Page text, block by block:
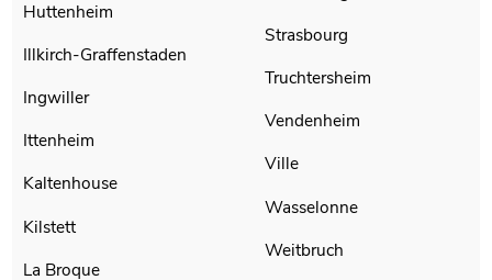
Huttenheim
Illkirch-Graffenstaden
Ingwiller
Ittenheim
Kaltenhouse
Kilstett
La Broque
Strasbourg
Truchtersheim
Vendenheim
Ville
Wasselonne
Weitbruch